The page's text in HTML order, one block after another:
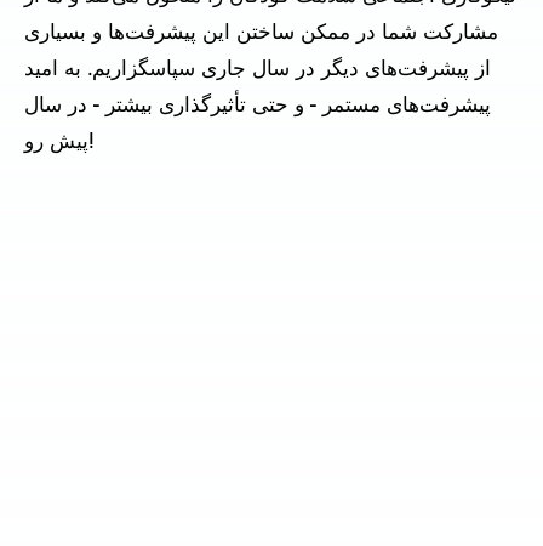
مشارکت شما در ممکن ساختن این پیشرفت‌ها و بسیاری
از پیشرفت‌های دیگر در سال جاری سپاسگزاریم. به امید
پیشرفت‌های مستمر - و حتی تأثیرگذاری بیشتر - در سال
پیش رو!